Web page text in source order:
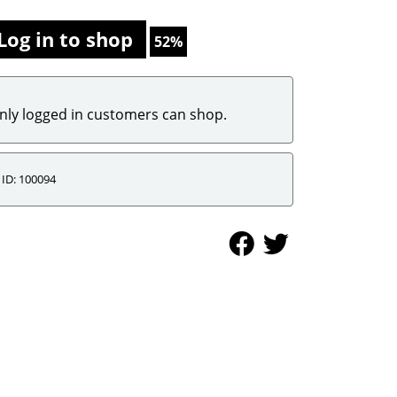
in to shop 52%
logged in customers can shop.
ID: 100094